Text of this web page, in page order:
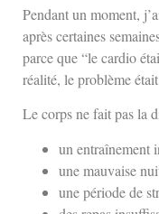
Pendant un moment,
après certaines
parce que “le cardio
réalité, le problème
Le corps ne fait pas la
un entraînement
une mauvaise
une période de